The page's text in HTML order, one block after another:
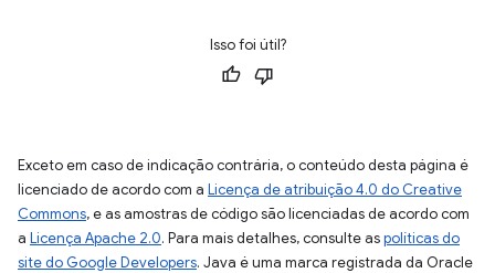
Isso foi útil?
Exceto em caso de indicação contrária, o conteúdo desta página é
licenciado de acordo com a Licença de atribuição 4.0 do Creative
Commons, e as amostras de código são licenciadas de acordo com
a Licença Apache 2.0. Para mais detalhes, consulte aspolíticas do
site do Google Developers. Java é uma marca registrada da Oracle